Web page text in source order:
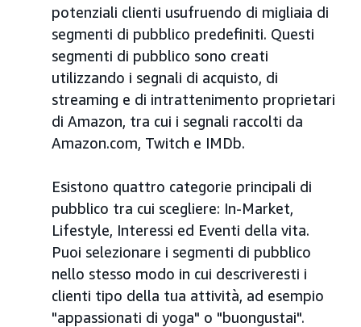
potenziali clienti usufruendo di migliaia di
segmenti di pubblico predefiniti. Questi
segmenti di pubblico sono creati
utilizzando i segnali di acquisto, di
streaming e di intrattenimento proprietari
di Amazon, tra cui i segnali raccolti da
Amazon.com, Twitch e IMDb.
Esistono quattro categorie principali di
pubblico tra cui scegliere: In-Market,
Lifestyle, Interessi ed Eventi della vita.
Puoi selezionare i segmenti di pubblico
nello stesso modo in cui descriveresti i
clienti tipo della tua attività, ad esempio
"appassionati di yoga" o "buongustai".